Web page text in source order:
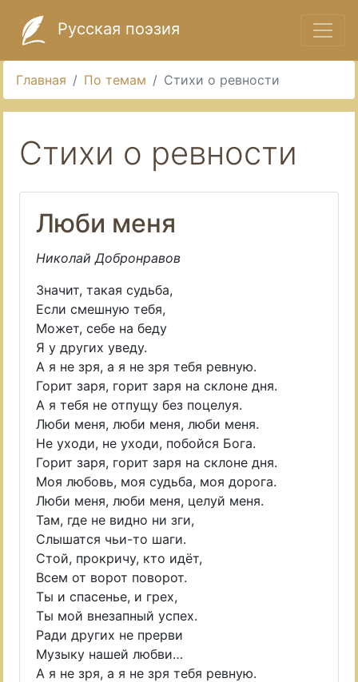
Русская поэзия
Главная По темам Стихи о ревности
Стихи о ревности
Люби меня
Николай Добронравов
Значит, такая судьба,
Если смешную тебя,
Может, себе на беду
Я у других уведу.
А я не зря, а я не зря тебя ревную.
Горит заря, горит заря на склоне дня.
А я тебя не отпущу без поцелуя.
Люби меня, люби меня, люби меня.
Не уходи, не уходи, побойся Бога.
Горит заря, горит заря на склоне дня.
Моя любовь, моя судьба, моя дорога.
Люби меня, люби меня, целуй меня.
Там, где не видно ни зги,
Слышатся чьи-то шаги.
Стой, прокричу, кто идёт,
Всем от ворот поворот.
Ты и спасенье, и грех,
Ты мой внезапный успех.
Ради других не прерви
Музыку нашей любви…
А я не зря, а я не зря тебя ревную.